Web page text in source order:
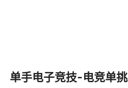
单手电子竞技-电竞单挑